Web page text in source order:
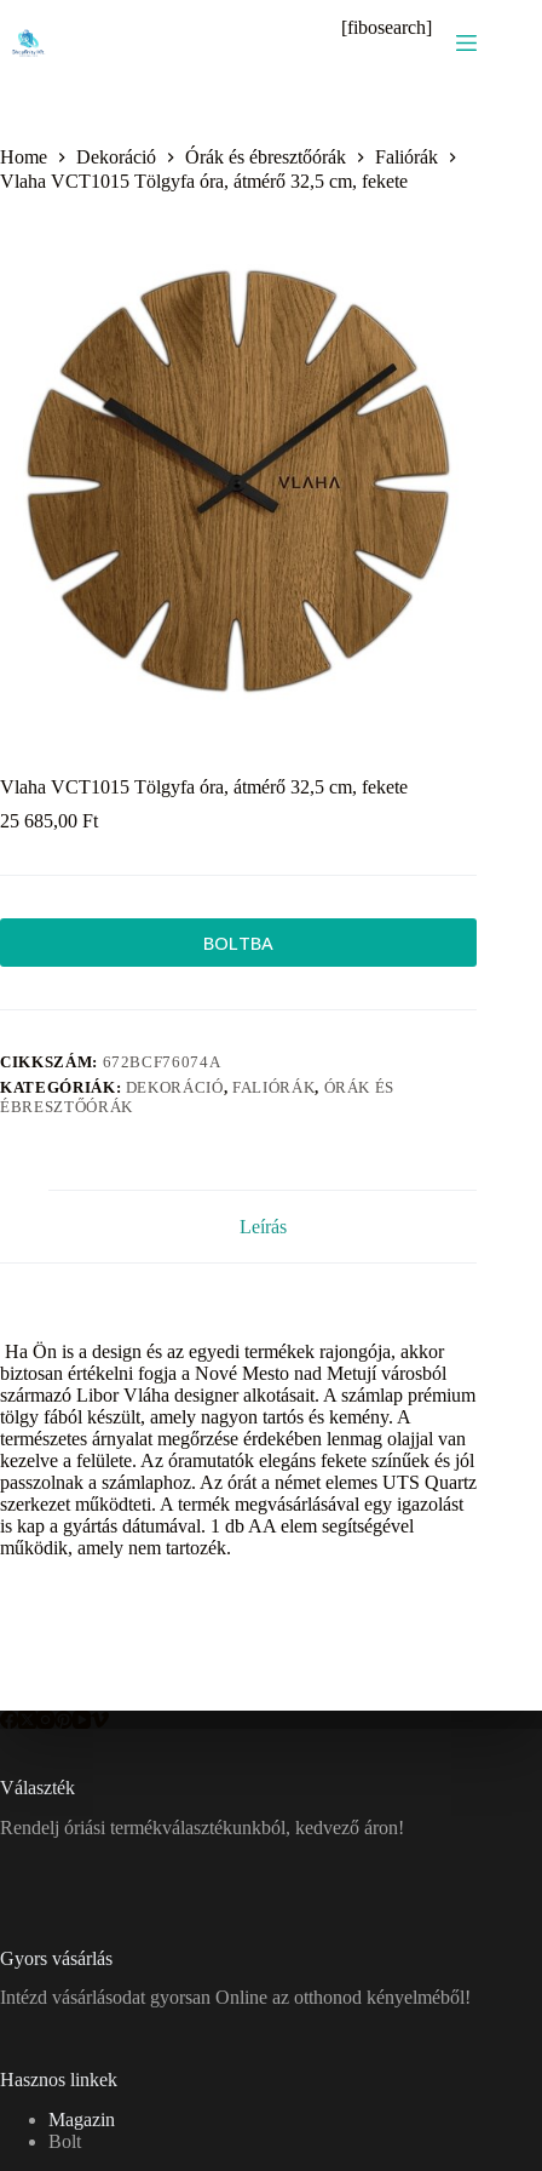
content
[fibosearch]
Home Dekoráció Órák és ébresztőórák
Faliórák
Vlaha VCT1015 Tölgyfa óra, átmérő 32,5 cm, fekete
Vlaha VCT1015 Tölgyfa óra, átmérő 32,5 cm, fekete
25 685,00 Ft
BOLTBA
CIKKSZÁM: 672BCF76074A
KATEGÓRIÁK: DEKORÁCIÓ, FALIÓRÁK, ÓRÁK ÉS
ÉBRESZTŐÓRÁK
Leírás
Ha Ön is a design és az egyedi termékek rajongója, akkor
biztosan értékelni fogja a Nové Mesto nad Metují városból
származó Libor Vláha designer alkotásait. A számlap prémium
tölgy fából készült, amely nagyon tartós és kemény. A
természetes árnyalat megőrzése érdekében lenmag olajjal van
kezelve a felülete. Az óramutatók elegáns fekete színűek és jól
passzolnak a számlaphoz. Az órát a német elemes UTS Quartz
szerkezet működteti. A termék megvásárlásával egy igazolást
is kap a gyártás dátumával. 1 db AA elem segítségével
működik, amely nem tartozék.
Választék
Rendelj óriási termékválasztékunkból, kedvező áron!
Gyors vásárlás
Intézd vásárlásodat gyorsan Online az otthonod kényelméből!
Hasznos linkek
Magazin
Bolt